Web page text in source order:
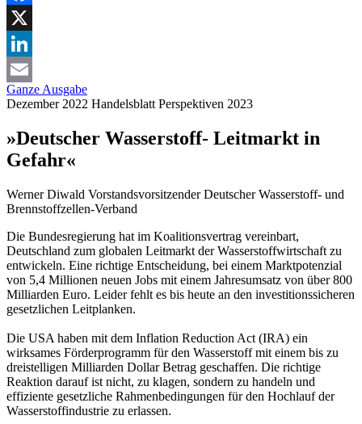
Facebook
X
LinkedIn
Email
Ganze Ausgabe
Dezember 2022 Handelsblatt Perspektiven 2023
»Deutscher Wasserstoff- Leitmarkt in
Gefahr«
Werner Diwald Vorstandsvorsitzender Deutscher Wasserstoff- und
Brennstoffzellen-Verband
Die Bundesregierung hat im Koalitionsvertrag vereinbart,
Deutschland zum globalen Leitmarkt der Wasserstoffwirtschaft zu
entwickeln. Eine richtige Entscheidung, bei einem Marktpotenzial
von 5,4 Millionen neuen Jobs mit einem Jahresumsatz von über 800
Milliarden Euro. Leider fehlt es bis heute an den investitionssicheren
gesetzlichen Leitplanken.
Die USA haben mit dem Inflation Reduction Act (IRA) ein
wirksames Förderprogramm für den Wasserstoff mit einem bis zu
dreistelligen Milliarden Dollar Betrag geschaffen. Die richtige
Reaktion darauf ist nicht, zu klagen, sondern zu handeln und
effiziente gesetzliche Rahmenbedingungen für den Hochlauf der
Wasserstoffindustrie zu erlassen.